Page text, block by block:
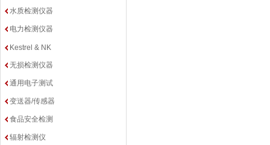
水质检测仪器
电力检测仪器
Kestrel & NK
无损检测仪器
通用电子测试
变送器/传感器
食品安全检测
辐射检测仪